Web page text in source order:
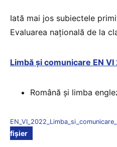
Iată mai jos subiectele
Evaluarea națională de la
Limbă și comunicare EN VI
Română și limba
fișier